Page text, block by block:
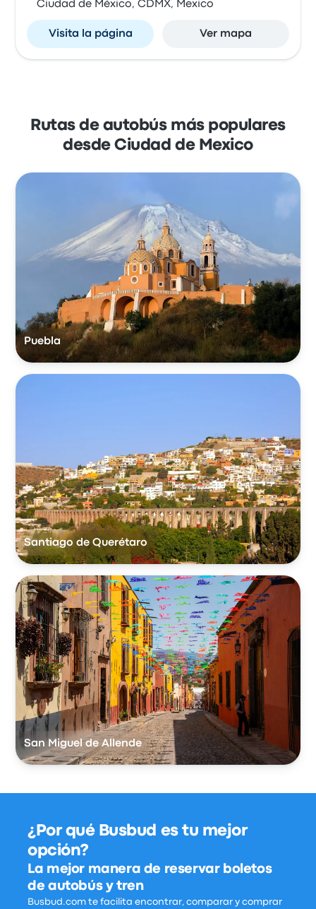
Ciudad de México, CDMX, Mexico
Visita la página Ver mapa
Rutas de autobús más populares
desde Ciudad de Mexico
Puebla
Santiago de Querétaro
San Miguel de Allende
¿Por qué Busbud es tu mejor
opción?
La mejor manera de reservar boletos
de autobús y tren
Busbud.com te facilita encontrar, comparar y comprar